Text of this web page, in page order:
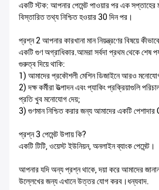
একটি স্টক: আপনার পেমেন্ট পাওয়ার পর এক সপ্তাহের
বিস্তারিত তথ্য নিশ্চিত হওয়ার 30 দিন পর।
প্রশ্ন 2 আপনার কারখানা মান নিয়ন্ত্রণের বিষয়ে
একটি গুণ অগ্রাধিকার.আমরা সর্বদা প্রথম থেকে শেষ
গুরুত্ব দিয়ে থাকি:
1) আমাদের প্রকৌশলী মেশিন ডিজাইনে আরও
2) দক্ষ কর্মীরা উত্পাদন এবং প্যাকিং প্রক্রিয়াগুলি
প্রতি খুব মনোযোগ দেয়;
3) গুণমান নিশ্চিত করার জন্য আমাদের একটি
প্রশ্ন 3 পেমেন্ট উপায় কি?
একটি টিটি, ওয়েস্ট ইউনিয়ন, অনলাইন ব্যাংক পেমেন্ট।
আপনার যদি অন্য প্রশ্ন থাকে, দয়া করে আমাদের
উল্লেখের জন্য এখানে উত্তর যোগ করব।ধন্যবাদ.